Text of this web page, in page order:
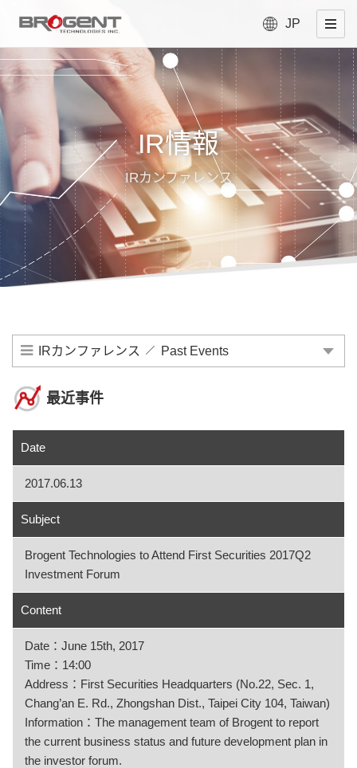
JP
IR情報
IRカンファレンス
IRカンファレンス Past Events
最近事件
Date
2017.06.13
Subject
Brogent Technologies to Attend First Securities 2017Q2
Investment Forum
Content
Date：June 15th, 2017
Time：14:00
Address：First Securities Headquarters (No.22, Sec. 1,
Chang’an E. Rd., Zhongshan Dist., Taipei City 104, Taiwan)
Information：The management team of Brogent to report
the current business status and future development plan in
the investor forum.